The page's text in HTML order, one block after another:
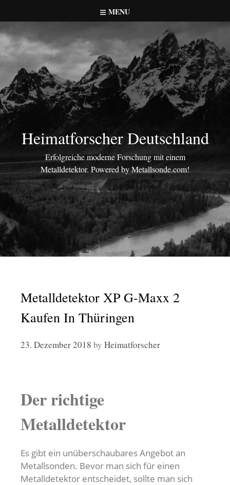
to
content
MENU
Heimatforscher Deutschland
Erfolgreiche moderne Forschung mit einem
Metalldetektor. Powered by Metallsonde.com!
Metalldetektor XP G-Maxx 2
Kaufen In Thüringen
23. Dezember 2018 by Heimatforscher
Der richtige
Metalldetektor
Es gibt ein unüberschaubares Angebot an
Metallsonden. Bevor man sich für einen
Metalldetektor entscheidet, sollte man sich